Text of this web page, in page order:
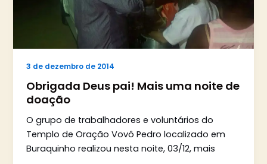
3 de dezembro de 2014
Obrigada Deus pai! Mais uma noite de
doação
O grupo de trabalhadores e voluntários do
Templo de Oração Vovô Pedro localizado em
Buraquinho realizou nesta noite, 03/12, mais